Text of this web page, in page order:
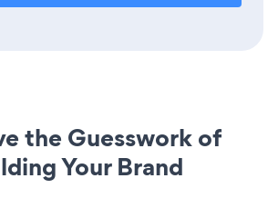
the Guesswork of
Your Brand